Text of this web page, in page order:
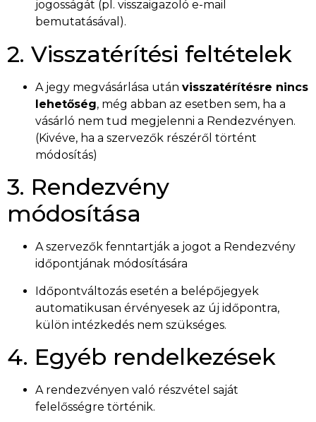
jogosságát (pl. visszaigazoló e-mail
bemutatásával).
2. Visszatérítési feltételek
A jegy megvásárlása után visszatérítésre nincs
lehetőség, még abban az esetben sem, ha a
vásárló nem tud megjelenni a Rendezvényen.
(Kivéve, ha a szervezők részéről történt
módosítás)
3. Rendezvény
módosítása
A szervezők fenntartják a jogot a Rendezvény
időpontjának módosítására
Időpontváltozás esetén a belépőjegyek
automatikusan érvényesek az új időpontra,
külön intézkedés nem szükséges.
4. Egyéb rendelkezések
A rendezvényen való részvétel saját
felelősségre történik.